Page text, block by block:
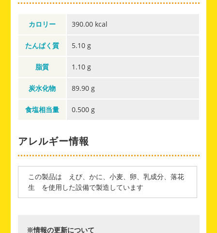
カロリー 390.00 kcal
たんぱく質 5.10 g
脂質 1.10 g
炭水化物 89.90 g
食塩相当量 0.500 g
アレルギー情報
この製品は えび、かに、小麦、卵、乳成分、落花
生 を使用した設備で製造しています
※情報の更新について